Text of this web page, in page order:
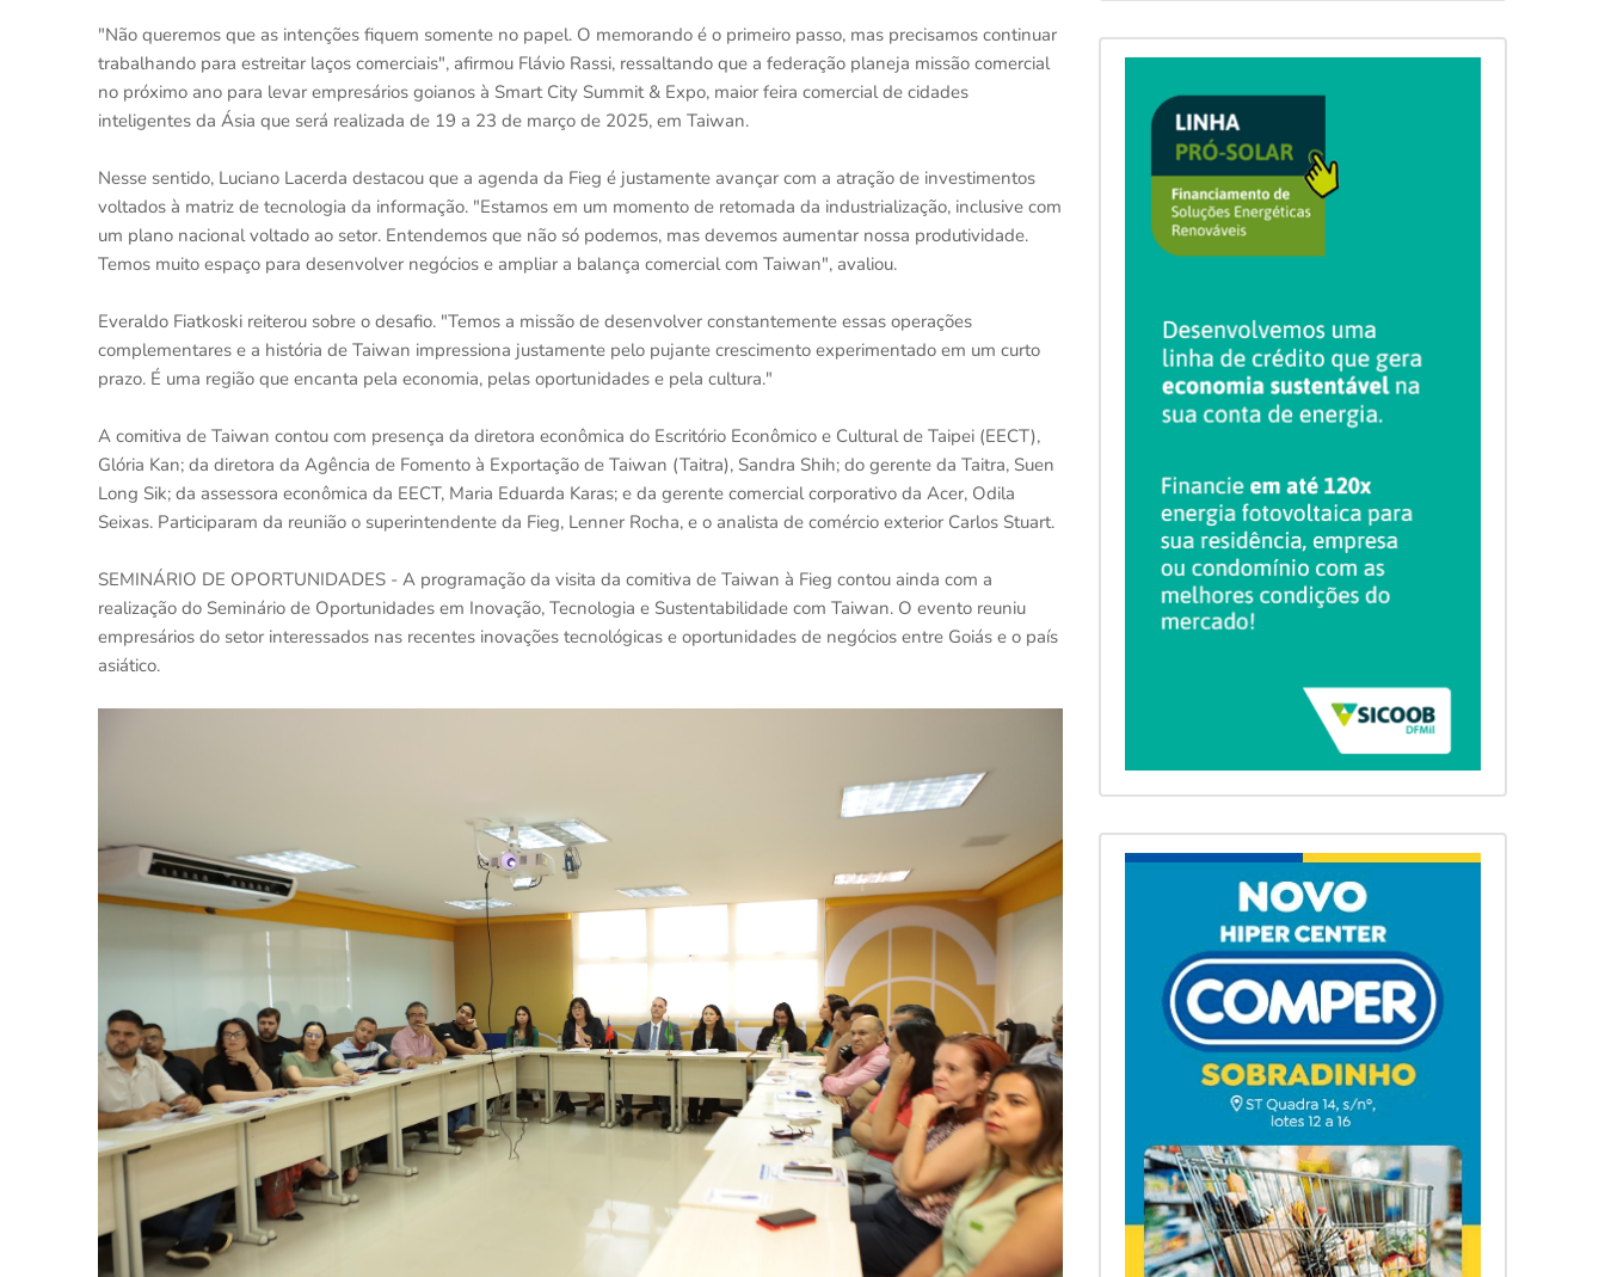
"Não queremos que as intenções fiquem somente no papel. O memorando é o primeiro passo, mas precisamos continuar
trabalhando para estreitar laços comerciais", afirmou Flávio Rassi, ressaltando que a federação planeja missão comercial
no próximo ano para levar empresários goianos à Smart City Summit & Expo, maior feira comercial de cidades
inteligentes da Ásia que será realizada de 19 a 23 de março de 2025, em Taiwan.
Nesse sentido, Luciano Lacerda destacou que a agenda da Fieg é justamente avançar com a atração de investimentos
voltados à matriz de tecnologia da informação. "Estamos em um momento de retomada da industrialização, inclusive com
um plano nacional voltado ao setor. Entendemos que não só podemos, mas devemos aumentar nossa produtividade.
Temos muito espaço para desenvolver negócios e ampliar a balança comercial com Taiwan", avaliou.
Everaldo Fiatkoski reiterou sobre o desafio. "Temos a missão de desenvolver constantemente essas operações
complementares e a história de Taiwan impressiona justamente pelo pujante crescimento experimentado em um curto
prazo. É uma região que encanta pela economia, pelas oportunidades e pela cultura."
A comitiva de Taiwan contou com presença da diretora econômica do Escritório Econômico e Cultural de Taipei (EECT),
Glória Kan; da diretora da Agência de Fomento à Exportação de Taiwan (Taitra), Sandra Shih; do gerente da Taitra, Suen
Long Sik; da assessora econômica da EECT, Maria Eduarda Karas; e da gerente comercial corporativo da Acer, Odila
Seixas. Participaram da reunião o superintendente da Fieg, Lenner Rocha, e o analista de comércio exterior Carlos Stuart.
SEMINÁRIO DE OPORTUNIDADES - A programação da visita da comitiva de Taiwan à Fieg contou ainda com a
realização do Seminário de Oportunidades em Inovação, Tecnologia e Sustentabilidade com Taiwan. O evento reuniu
empresários do setor interessados nas recentes inovações tecnológicas e oportunidades de negócios entre Goiás e o país
asiático.